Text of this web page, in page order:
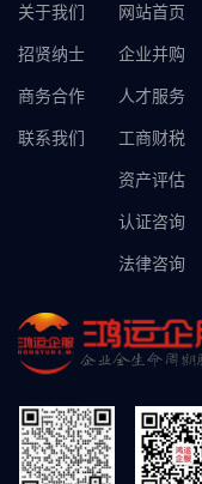
关于我们
招贤纳士
商务合作
联系我们
网站首页
企业并购
人才服务
工商财税
资产评估
认证咨询
法律咨询